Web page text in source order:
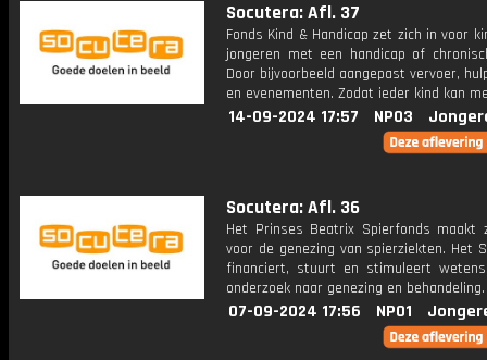
Socutera: Afl. 37
Fonds Kind & Handicap zet zich in voor
jongeren met een handicap of
Door bijvoorbeeld aangepast vervoer,
en evenementen. Zodat ieder kind kan
14-09-2024 17:57 NPO3
Socutera: Afl. 36
Het Prinses Beatrix Spierfonds maakt
voor de genezing van spierziekten. Het
financiert, stuurt en stimuleert
onderzoek naar genezing en behandeling.
07-09-2024 17:56 NPO1